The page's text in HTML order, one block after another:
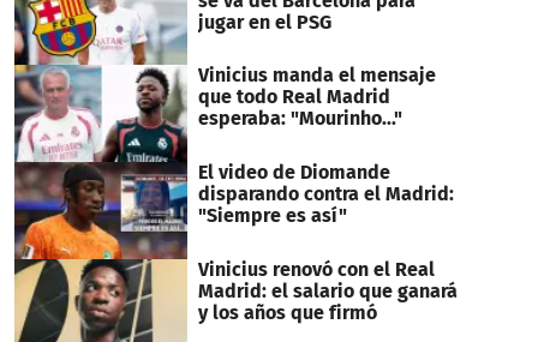
jugar en el PSG
Vinicius manda el mensaje
que todo Real Madrid
esperaba: "Mourinho..."
El video de Diomande
disparando contra el Madrid:
"Siempre es así"
Vinicius renovó con el Real
Madrid: el salario que ganará
y los años que firmó